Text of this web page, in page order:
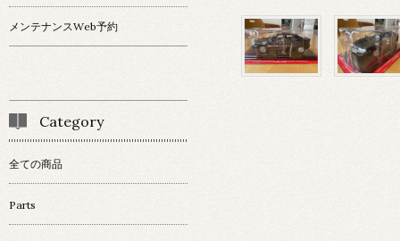
メンテナンスWeb予約
Category
全ての商品
Parts